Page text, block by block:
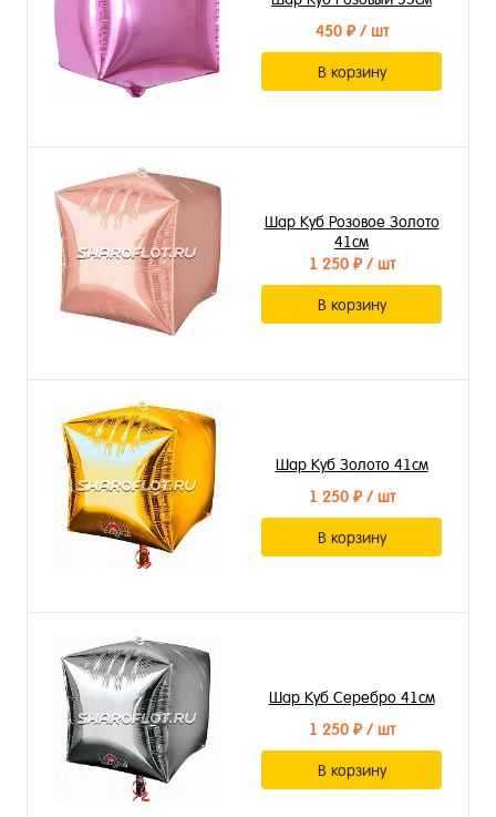
450 ₽/ шт
В корзину
Шар Куб Розовое Золото
41см
1 250 ₽/ шт
В корзину
Шар Куб Золото 41см
1 250 ₽/ шт
В корзину
Шар Куб Серебро 41см
1 250 ₽/ шт
В корзину